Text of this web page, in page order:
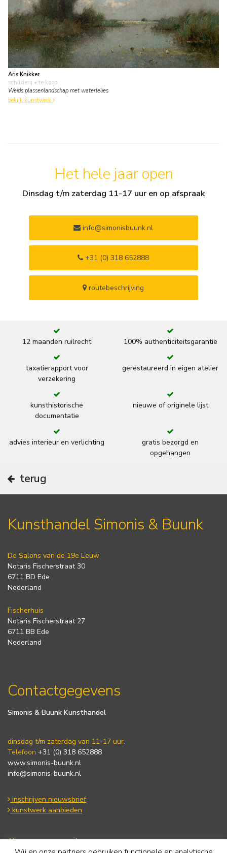
Aris Knikker
schilderij • te koop
Weids plassenlandschap met waterlelies
bekijk kunstwerk
Het hele jaar open
Dinsdag t/m zaterdag 11-17 uur en op afspraak
info@simonisbuunk.nl
+31 (0) 318 652888
routebeschrijving
12 maanden ruilrecht 100% authenticiteitsgarantie
taxatierapport voor
verzekering
gerestaureerd in eigen atelier
kunsthistorische
documentatie
nieuwe of originele lijst
advies interieur en verlichting
gratis bezorgd en
opgehangen
terug
Kunsthandel Simonis & Buunk
De Salons van de 19e Eeuw
Notaris Fischerstraat 30
6711 BD Ede
Nederland
Fischerhuis
Notaris Fischerstraat 27
6711 BB Ede
Nederland
Contactgegevens
Simonis & Buunk Kunsthandel
dinsdag t/m zaterdag van 11-17 uur.
Telefoon +31 (0) 318 652888
www.simonis-buunk.nl
info@simonis-buunk.nl
inschrijven nieuwsbrief
kunstwerk aanbieden
Algemene voorwaarden